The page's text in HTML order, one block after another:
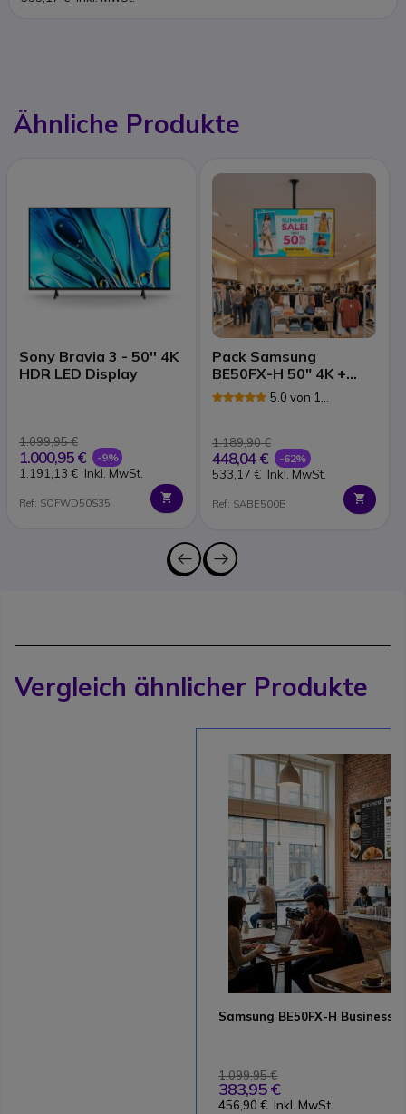
Ähnliche Produkte
Sony Bravia 3 - 50'' 4K
HDR LED Display
1.099,95 €
1.000,95 € -9%
1.191,13 € Inkl. MwSt.
Ref: SOFWD50S35
Pack Samsung
BE50FX-H 50" 4K +
Neomounts FPMA-
C340BLACK
5.0 von 1
1.189,90 €
448,04 € -62%
533,17 € Inkl. MwSt.
Ref: SABE500B
Vergleich ähnlicher Produkte
Samsung BE50FX-H Business
1.099,95 €
383,95 €
456,90 € Inkl. MwSt.